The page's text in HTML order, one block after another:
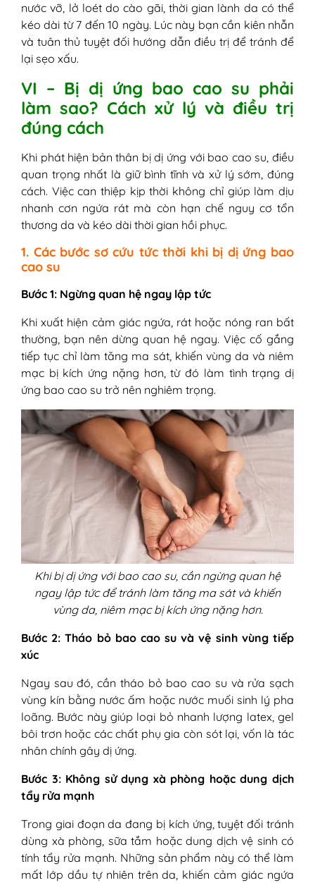
nước vỡ, lở loét do cào gãi, thời gian lành da có thể
kéo dài từ 7 đến 10 ngày. Lúc này bạn cần kiên nhẫn
và tuân thủ tuyệt đối hướng dẫn điều trị để tránh để
lại sẹo xấu.
VI – Bị dị ứng bao cao su phải
làm sao? Cách xử lý và điều trị
đúng cách
Khi phát hiện bản thân bị dị ứng với bao cao su, điều
quan trọng nhất là giữ bình tĩnh và xử lý sớm, đúng
cách. Việc can thiệp kịp thời không chỉ giúp làm dịu
nhanh cơn ngứa rát mà còn hạn chế nguy cơ tổn
thương da và kéo dài thời gian hồi phục.
1. Các bước sơ cứu tức thời khi bị dị ứng bao
cao su
Bước 1: Ngừng quan hệ ngay lập tức
Khi xuất hiện cảm giác ngứa, rát hoặc nóng ran bất
thường, bạn nên dừng quan hệ ngay. Việc cố gắng
tiếp tục chỉ làm tăng ma sát, khiến vùng da và niêm
mạc bị kích ứng nặng hơn, từ đó làm tình trạng dị
ứng bao cao su trở nên nghiêm trọng.
Khi bị dị ứng với bao cao su, cần ngừng quan hệ
ngay lập tức để tránh làm tăng ma sát và khiến
vùng da, niêm mạc bị kích ứng nặng hơn.
Bước 2: Tháo bỏ bao cao su và vệ sinh vùng tiếp
xúc
Ngay sau đó, cần tháo bỏ bao cao su và rửa sạch
vùng kín bằng nước ấm hoặc nước muối sinh lý pha
loãng. Bước này giúp loại bỏ nhanh lượng latex, gel
bôi trơn hoặc các chất phụ gia còn sót lại, vốn là tác
nhân chính gây dị ứng.
Bước 3: Không sử dụng xà phòng hoặc dung dịch
tẩy rửa mạnh
Trong giai đoạn da đang bị kích ứng, tuyệt đối tránh
dùng xà phòng, sữa tắm hoặc dung dịch vệ sinh có
tính tẩy rửa mạnh. Những sản phẩm này có thể làm
mất lớp dầu tự nhiên trên da, khiến cảm giác ngứa